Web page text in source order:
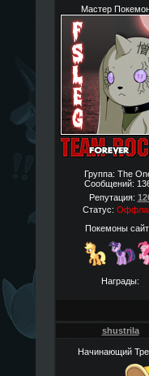
Мастер
Группа: The
Сообщений:
Репутация:
Статус:
Покемоны
Награды:
shustrila
Начинающий